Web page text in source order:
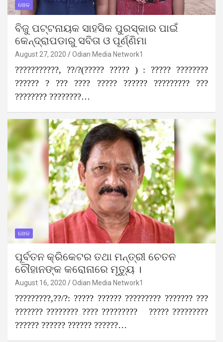
ଖେଳ
ବିଜୁ ପଟ୍ଟନାୟକ ସାହସିକ ପୁରସ୍କାର ପାଇଁ
କେନ୍ଦ୍ରାପଡାରୁ ସବିତା ଓ ପୂର୍ଣ୍ଣିମା
August 27, 2020 Odian Media Network1
???????????, ??/?(????? ????? ) : ????? ????????
?????? ? ??? ???? ????? ?????? ????????? ???
???????? ????????…
ଖେଳ
ପୂର୍ବତନ କ୍ରିକେଟର ତଥା ମନ୍ତ୍ରୀ ଚେତନ
ଚୌହାନଙ୍କ କରୋନାରେ ମୃତ୍ୟୁ ।
August 16, 2020 Odian Media Network1
?????????,??/?: ????? ?????? ????????? ??????? ???
??????? ???????? ???? ????????? ????? ?????????
?????? ?????? ?????? ??????…